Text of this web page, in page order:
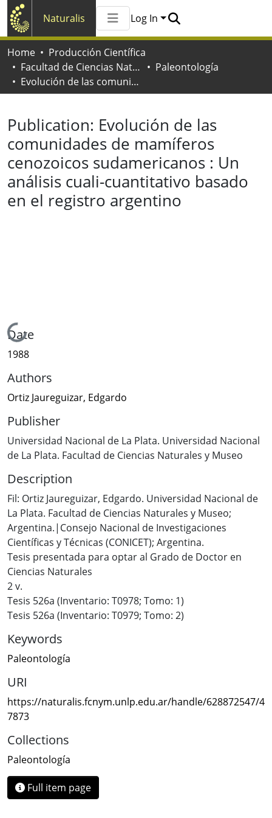
Naturalis
All of Naturalis
Log In
Home
Producción Científica
Facultad de Ciencias Naturales y Museo
Paleontología
Evolución de las comunidades de mamíferos cenozoicos sudamericanos : Un análisis cuali-cuantitativo basado en el registro argentino
Publication: Evolución de las
comunidades de mamíferos
cenozoicos sudamericanos : Un
análisis cuali-cuantitativo basado
en el registro argentino
Loading...
Date
1988
Authors
Ortiz Jaureguizar, Edgardo
Publisher
Universidad Nacional de La Plata. Universidad Nacional
de La Plata. Facultad de Ciencias Naturales y Museo
Description
Fil: Ortiz Jaureguizar, Edgardo. Universidad Nacional de
La Plata. Facultad de Ciencias Naturales y Museo;
Argentina.|Consejo Nacional de Investigaciones
Científicas y Técnicas (CONICET); Argentina.
Tesis presentada para optar al Grado de Doctor en
Ciencias Naturales
2 v.
Tesis 526a (Inventario: T0978; Tomo: 1)
Tesis 526a (Inventario: T0979; Tomo: 2)
Keywords
Paleontología
URI
https://naturalis.fcnym.unlp.edu.ar/handle/628872547/4
7873
Collections
Paleontología
Full item page